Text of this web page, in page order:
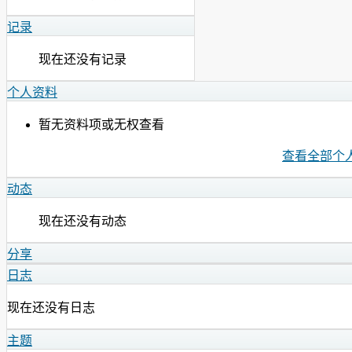
记录
现在还没有记录
个人资料
暂无资料项或无权查看
查看全部个
动态
现在还没有动态
分享
日志
现在还没有日志
主题